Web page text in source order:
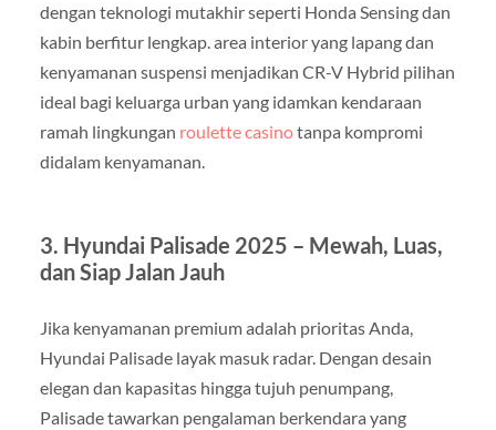
dengan teknologi mutakhir seperti Honda Sensing dan
kabin berfitur lengkap. area interior yang lapang dan
kenyamanan suspensi menjadikan CR-V Hybrid pilihan
ideal bagi keluarga urban yang idamkan kendaraan
ramah lingkungan roulette casinotanpa kompromi
didalam kenyamanan.
3. Hyundai Palisade 2025 – Mewah, Luas,
dan Siap Jalan Jauh
Jika kenyamanan premium adalah prioritas Anda,
Hyundai Palisade layak masuk radar. Dengan desain
elegan dan kapasitas hingga tujuh penumpang,
Palisade tawarkan pengalaman berkendara yang